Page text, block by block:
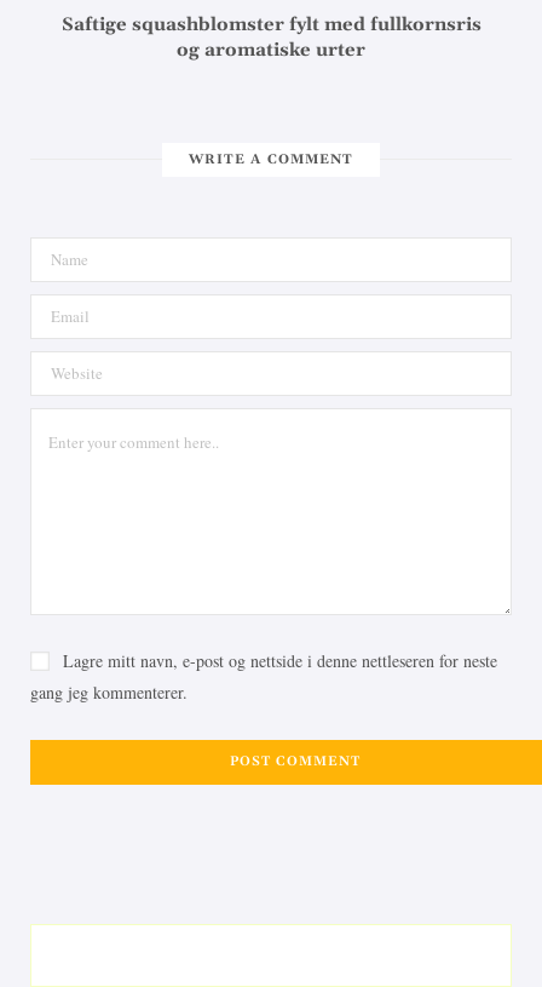
Saftige squashblomster fylt med fullkornsris
og aromatiske urter
WRITE A COMMENT
Lagre mitt navn, e-post og nettside i denne nettleseren for neste
gang jeg kommenterer.